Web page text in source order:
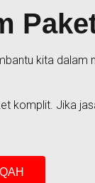
kita dalam
komplit. Jika